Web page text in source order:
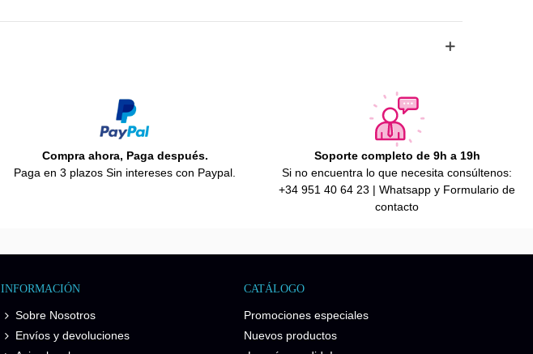
Compra ahora, Paga después.
Paga en 3 plazos Sin intereses con Paypal.
Soporte completo de 9h a 19h
Si no encuentra lo que necesita consúltenos:
+34 951 40 64 23 | Whatsapp y Formulario de
contacto
INFORMACIÓN
Sobre Nosotros
Envíos y devoluciones
CATÁLOGO
Promociones especiales
Nuevos productos